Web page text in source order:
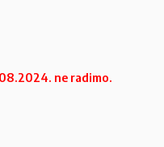
ne radimo.